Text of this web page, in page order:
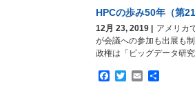
HPCの歩み50年（第
12月 23, 2019 | アメリカ
が会議への参加も出展も
政権は「ビッグデータ研
Facebook
TwitterEmail
共